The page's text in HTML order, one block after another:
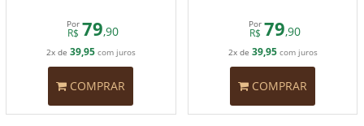
Por
R$ 79,90
2x de 39,95com juros
COMPRAR
Por
R$ 79,90
2x de 39,95com juros
COMPRAR